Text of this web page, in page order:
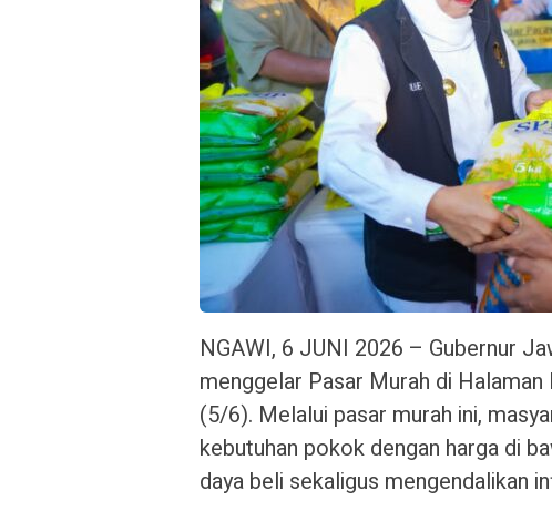
NGAWI, 6 JUNI 2026 – Gubernur
menggelar Pasar Murah di
(5/6). Melalui pasar murah ini,
kebutuhan pokok dengan harga di
daya beli sekaligus mengendalikan